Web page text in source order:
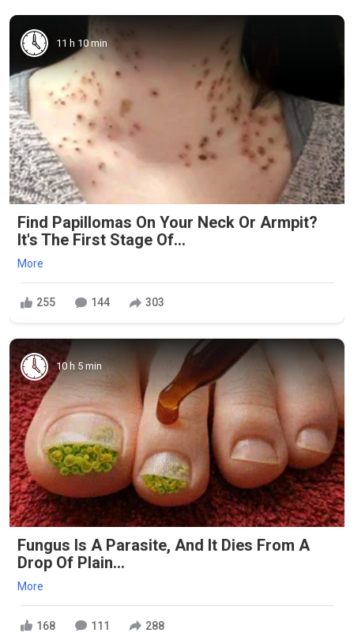
11 h 10 min
Find Papillomas On Your Neck Or Armpit?
It's The First Stage Of...
More
255 144 303
10 h 5 min
Fungus Is A Parasite, And It Dies From A
Drop Of Plain...
More
168 111 288